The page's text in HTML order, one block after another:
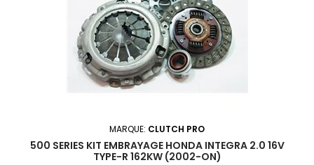
MARQUE: CLUTCH PRO
500 SERIES KIT EMBRAYAGE HONDA INTEGRA 2.0 16V
TYPE-R 162KW (2002-ON)